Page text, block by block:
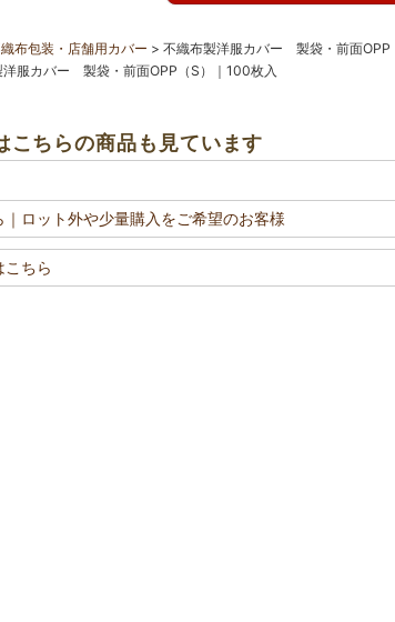
時に
質とコストパフォーマンスを両立した洋服カバー
布包装・店舗用カバー
不織布製洋服カバー 製袋・前面OPP
洋服カバー 製袋・前面OPP（S）｜100枚入
こちらの商品も見ています
｜ロット外や少量購入をご希望のお客様
こちら